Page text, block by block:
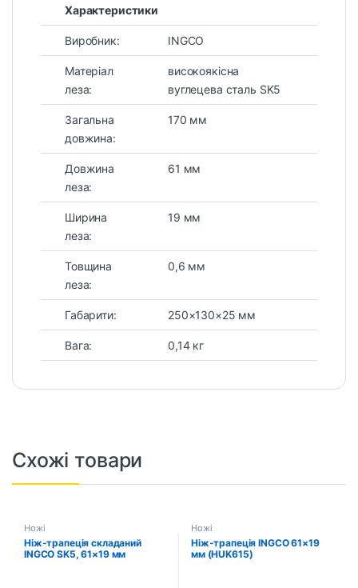
Характеристики
Виробник: INGCO
Матеріал
леза:
високоякісна
вуглецева сталь SK5
Загальна
довжина:
170 мм
Довжина
леза:
61 мм
Ширина
леза:
19 мм
Товщина
леза:
0,6 мм
Габарити: 250×130×25 мм
Вага: 0,14 кг
Схожі товари
Ножі
Ніж-трапеція складаний
INGCO SK5, 61×19 мм
Ножі
Ніж-трапеція INGCO 61×19
мм (HUK615)